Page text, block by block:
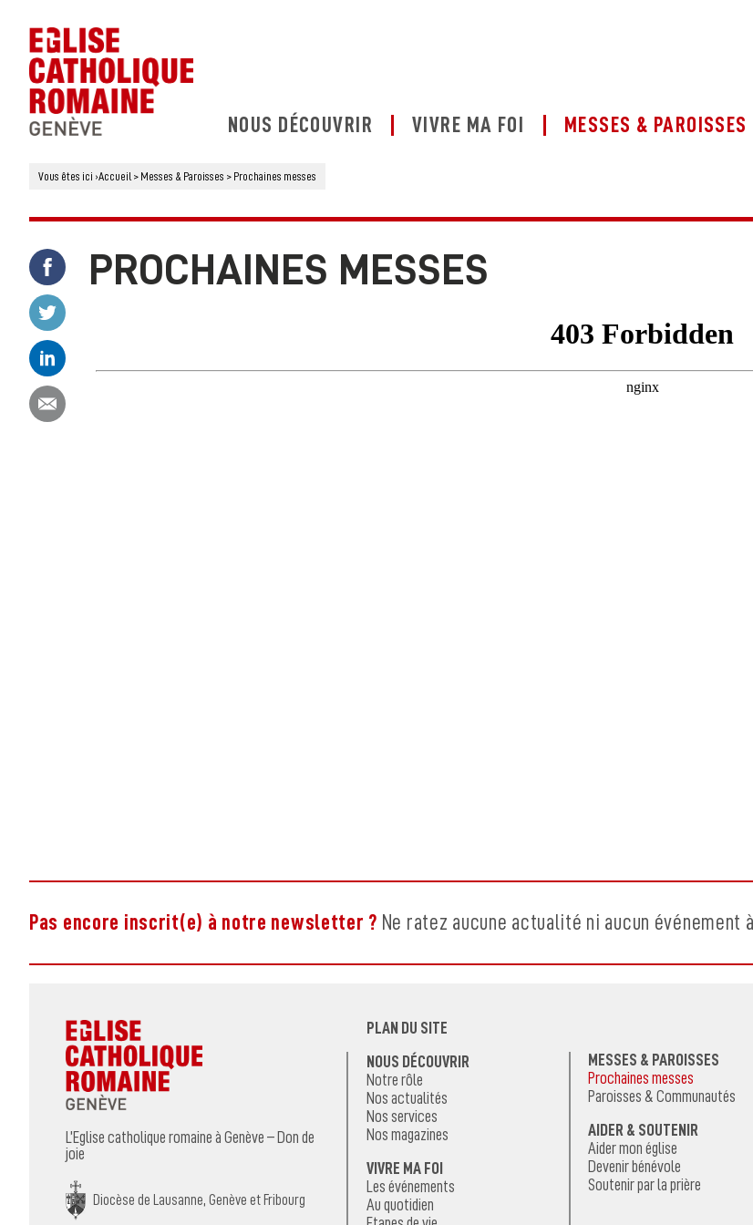
NOUS DÉCOUVRIR VIVRE MA FOI MESSES & PAROISSES
Vous êtes ici ›Accueil > Messes & Paroisses > Prochaines messes
Partager ce contenu sur Facebook
PROCHAINES MESSES
Pas encore inscrit(e) à notre newsletter ? Ne ratez aucune actualité ni aucun événement
L’Eglise catholique romaine à Genève – Don de
joie
Diocèse de Lausanne, Genève et Fribourg
PLAN DU SITE
NOUS DÉCOUVRIR
Notre rôle
Nos actualités
Nos services
Nos magazines
VIVRE MA FOI
Les événements
Au quotidien
MESSES & PAROISSES
Prochaines messes
Paroisses & Communautés
AIDER & SOUTENIR
Aider mon église
Devenir bénévole
Soutenir par la prière